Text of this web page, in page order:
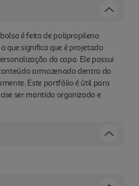
é feita de polipropileno
que significa que é projetado
da capa. Ele possui
armazenado dentro do
Este portfólio é útil para
ser mantido organizado e